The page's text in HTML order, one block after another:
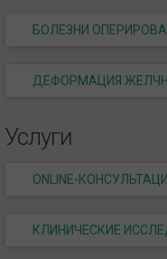
БОЛЕЗНИ
ДЕФОРМАЦИЯ
Услуги
ONLINE-
КЛИНИЧЕСКИЕ